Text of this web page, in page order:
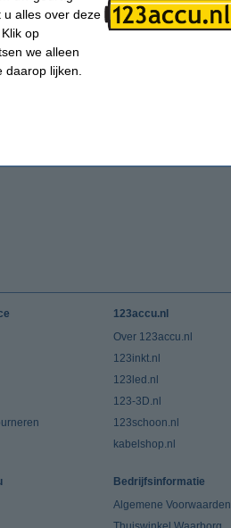
123accu.nl
Over 123accu.nl
123inkt.nl
123led.nl
123-3D.nl
123schoon.nl
kabelshop.nl
Bedrijfsinformatie
Algemene Voorwaarden
u alles over deze
op
we alleen
lijken.